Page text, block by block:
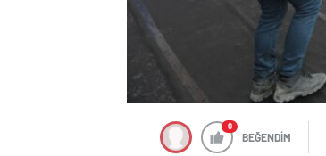
0
BEĞENDİM